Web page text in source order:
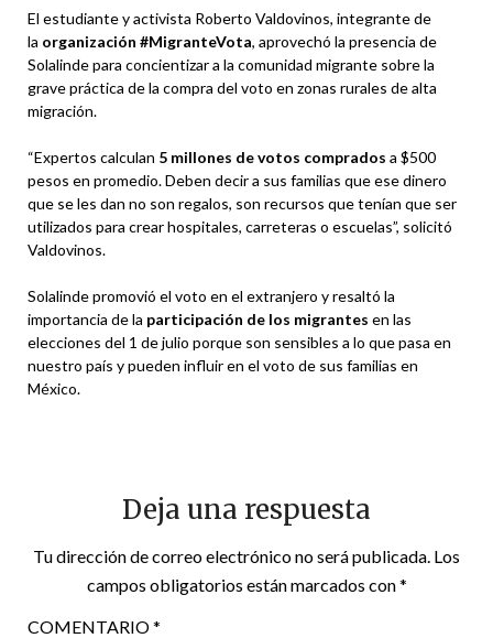
El estudiante y activista Roberto Valdovinos, integrante de
la organización #MigranteVota, aprovechó la presencia de
Solalinde para concientizar a la comunidad migrante sobre la
grave práctica de la compra del voto en zonas rurales de alta
migración.
“Expertos calculan 5 millones de votos comprados a $500
pesos en promedio. Deben decir a sus familias que ese dinero
que se les dan no son regalos, son recursos que tenían que ser
utilizados para crear hospitales, carreteras o escuelas”, solicitó
Valdovinos.
Solalinde promovió el voto en el extranjero y resaltó la
importancia de la participación de los migrantes en las
elecciones del 1 de julio porque son sensibles a lo que pasa en
nuestro país y pueden influir en el voto de sus familias en
México.
Deja una respuesta
Tu dirección de correo electrónico no será publicada. Los
campos obligatorios están marcados con*
COMENTARIO*